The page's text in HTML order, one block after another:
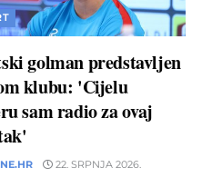
golman predstavljen
klubu: 'Cijelu
sam radio za ovaj
22. SRPNJA 2026.